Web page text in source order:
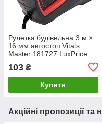
Рулетка будівельна 3 м ×
16 мм автостоп Vitals
Master 181727 LuxPrice
103 ₴
Купити
Акційні пропозиції та